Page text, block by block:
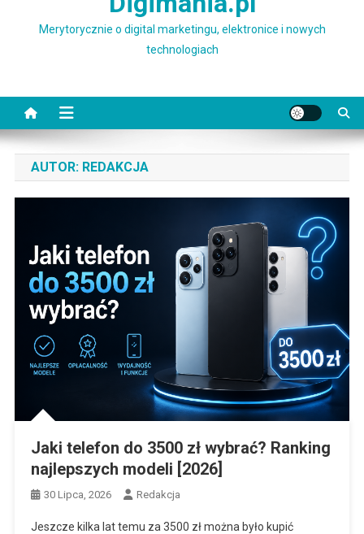
Merytorycznie o digital marketingu, elektronice i nowych
technologiach
AUTOR: REDAKCJA
Jaki telefon do 3500 zł wybrać? Ranking
najlepszych modeli [2026]
30 Lipca, 2026 Redakcja
Jeszcze kilka lat temu za 3500 zł można było kupić